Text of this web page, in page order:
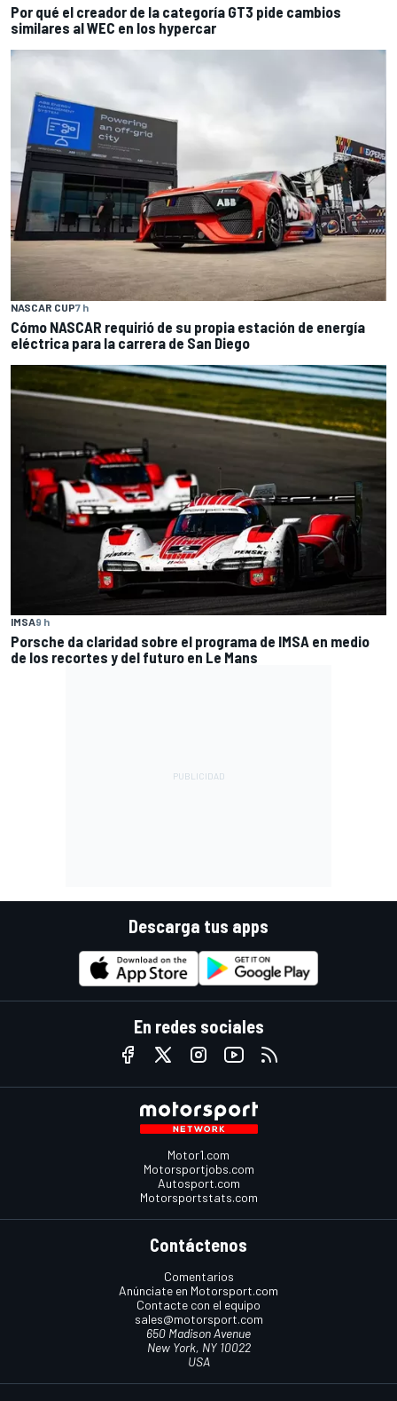
Por qué el creador de la categoría GT3 pide cambios
similares al WEC en los hypercar
NASCAR CUP7 h
Cómo NASCAR requirió de su propia estación de energía
eléctrica para la carrera de San Diego
IMSA9 h
Porsche da claridad sobre el programa de IMSA en medio
de los recortes y del futuro en Le Mans
Descarga tus apps
En redes sociales
Motor1.com
Motorsportjobs.com
Autosport.com
Motorsportstats.com
Contáctenos
Comentarios
Anúnciate en Motorsport.com
Contacte con el equipo
sales@motorsport.com
650 Madison Avenue
New York, NY 10022
USA